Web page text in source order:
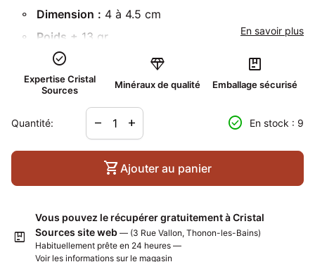
Dimension : 4 à 4.5 cm
Poids ± 13 gr
Localité :
Mot clé :équilibre
Cabochon ovale avec des cristaux de rubis dans leur
roche mère, monté sur une bélière argent dans notre
atelier
Avec le pendentif, un cordon noir vous est offert !
soins. Vous recevrez une pierre du lot pris en photo
sur cette page.
En savoir plus
check_circle
Expertise Cristal
Sources
diamond
Minéraux de qualité
package
Emballage sécurisé
Quantité:
Diminuer la quantité pour
remove
Augmenter la quantité pour
add check_circle En stock : 9
shopping_cart Ajouter au panier
package
Vous pouvez le récupérer gratuitement à Cristal
Sources site web — (3 Rue Vallon, Thonon-les-Bains)
Habituellement prête en 24 heures —
Voir les informations sur le magasin